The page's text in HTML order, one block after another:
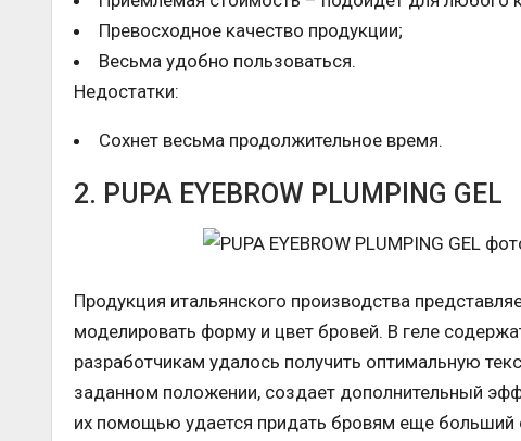
Превосходное качество продукции;
Весьма удобно пользоваться.
Недостатки:
Сохнет весьма продолжительное время.
2. PUPA EYEBROW PLUMPING GEL
Продукция итальянского производства
моделировать форму и цвет бровей. В геле
разработчикам удалось получить оптимальную
заданном положении, создает дополнительный
их помощью удается придать бровям еще больший